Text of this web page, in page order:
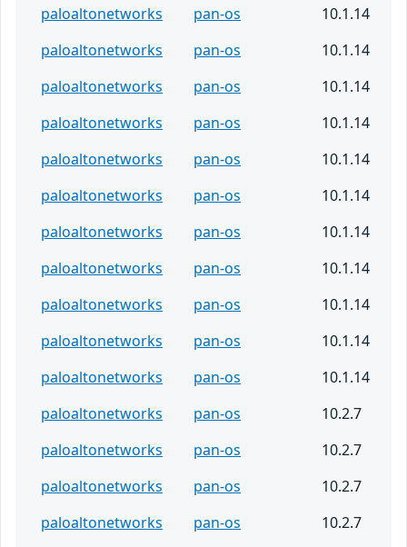
paloaltonetworks
pan-os
10.1.14
paloaltonetworks
pan-os
10.1.14
paloaltonetworks
pan-os
10.1.14
paloaltonetworks
pan-os
10.1.14
paloaltonetworks
pan-os
10.1.14
paloaltonetworks
pan-os
10.1.14
paloaltonetworks
pan-os
10.1.14
paloaltonetworks
pan-os
10.1.14
paloaltonetworks
pan-os
10.1.14
paloaltonetworks
pan-os
10.1.14
paloaltonetworks
pan-os
10.1.14
paloaltonetworks
pan-os
10.2.7
paloaltonetworks
pan-os
10.2.7
paloaltonetworks
pan-os
10.2.7
paloaltonetworks
pan-os
10.2.7